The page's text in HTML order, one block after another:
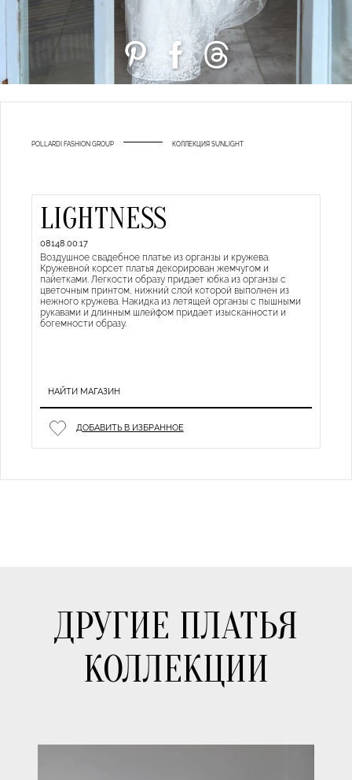
POLLARDI FASHION GROUP КОЛЛЕКЦИЯ SUNLIGHT
LIGHTNESS
08148.00.17
Воздушное свадебное платье из органзы и кружева.
Кружевной корсет платья декорирован жемчугом и
пайетками. Легкости образу придает юбка из органзы с
цветочным принтом, нижний слой которой выполнен из
нежного кружева. Накидка из летящей органзы с пышными
рукавами и длинным шлейфом придает изысканности и
богемности образу.
НАЙТИ МАГАЗИН
ДОБАВИТЬ В ИЗБРАННОЕ
ДРУГИЕ ПЛАТЬЯ
КОЛЛЕКЦИИ